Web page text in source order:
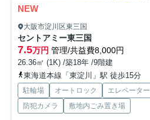
NEW
大阪市淀川区東三国
セントアミー東三国
7.5万円 管理/共益費8,000円
26.36㎡ (1K) /築18年 /9階建
東海道本線「東淀川」駅 徒歩15分
駐輪場 オートロック エレベーター
防犯カメラ
敷地内ごみ置き場